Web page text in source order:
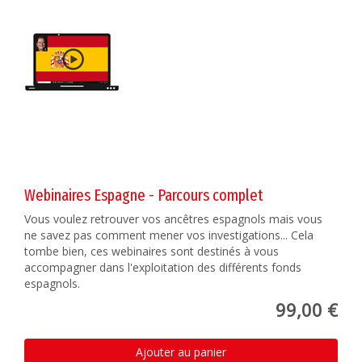
Webinaires Espagne - Parcours complet
Vous voulez retrouver vos ancêtres espagnols mais vous
ne savez pas comment mener vos investigations... Cela
tombe bien, ces webinaires sont destinés à vous
accompagner dans l'exploitation des différents fonds
espagnols.
99,00 €
Ajouter au panier